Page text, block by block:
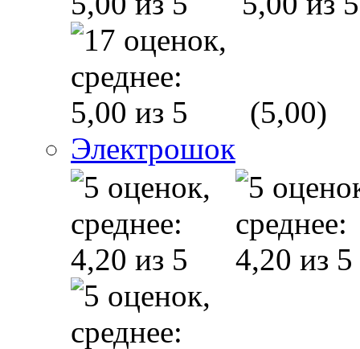
(5,00)
Электрошок